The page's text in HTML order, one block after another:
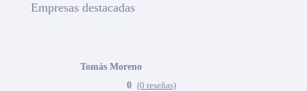
Empresas destacadas
Tomás Moreno
0 (0 reseñas)